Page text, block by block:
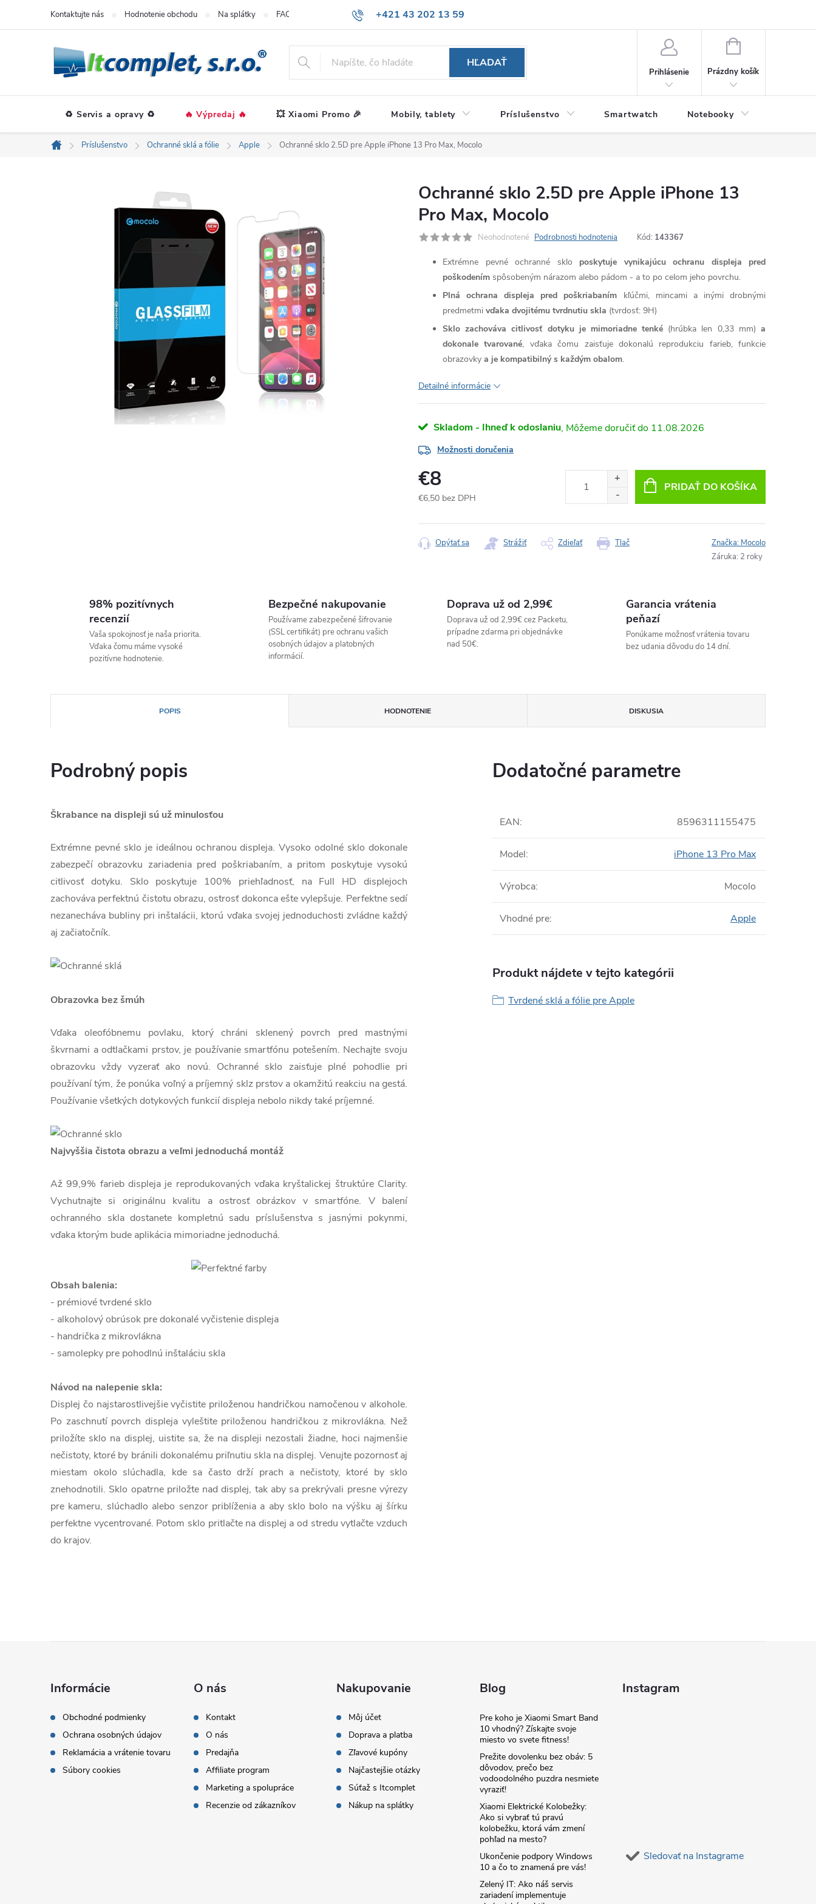
+421 43 202 13 59
Kontaktujte nás Hodnotenie obchodu Na splátky FAQ
HĽADAŤ
Prihlásenie
NÁKUPNÝ
Prázdny košík
♻️ Servis a opravy ♻️ 🔥 Výpredaj 🔥 💥 Xiaomi Promo 🎉 Mobily, tablety Príslušenstvo Smartwatch Notebooky
Domov
Príslušenstvo Ochranné sklá a fólie Apple Ochranné sklo 2.5D pre Apple iPhone 13 Pro Max, Mocolo
Ochranné sklo 2.5D pre Apple iPhone 13
Pro Max, Mocolo
Neohodnotené Podrobnosti hodnotenia Kód: 143367
Extrémne pevné ochranné sklo poskytuje vynikajúcu ochranu displeja pred
poškodením spôsobeným nárazom alebo pádom - a to po celom jeho povrchu.
Plná ochrana displeja pred poškriabaním kľúčmi, mincami a inými drobnými
predmetmi vďaka dvojitému tvrdnutiu skla (tvrdosť: 9H)
Sklo zachováva citlivosť dotyku je mimoriadne tenké (hrúbka len 0,33 mm) a
dokonale tvarované, vďaka čomu zaisťuje dokonalú reprodukciu farieb, funkcie
obrazovky a je kompatibilný s každým obalom.
Detailné informácie
Skladom - Ihneď k odoslaniu 11.08.2026
Možnosti doručenia
€8
€6,50 bez DPH
cena:
PRIDAŤ DO KOŠÍKA
Tlač
Opýtať sa Strážiť Zdieľať Značka: Mocolo
Záruka: 2 roky
98% pozitívnych
recenzií
Vaša spokojnosť je naša priorita.
Vďaka čomu máme vysoké
pozitívne hodnotenie.
Bezpečné nakupovanie
Používame zabezpečené šifrovanie
(SSL certifikát) pre ochranu vašich
osobných údajov a platobných
informácií.
Doprava už od 2,99€
Doprava už od 2,99€ cez Packetu,
prípadne zdarma pri objednávke
nad 50€.
Garancia vrátenia
peňazí
Ponúkame možnosť vrátenia tovaru
bez udania dôvodu do 14 dní.
POPIS HODNOTENIE DISKUSIA
Podrobný popis
Škrabance na displeji sú už minulosťou
Extrémne pevné sklo je ideálnou ochranou displeja. Vysoko odolné sklo dokonale
zabezpečí obrazovku zariadenia pred poškriabaním, a pritom poskytuje vysokú
citlivosť dotyku. Sklo poskytuje 100% priehľadnosť, na Full HD displejoch
zachováva perfektnú čistotu obrazu, ostrosť dokonca ešte vylepšuje. Perfektne sedí
nezanecháva bubliny pri inštalácii, ktorú vďaka svojej jednoduchosti zvládne každý
aj začiatočník.
Obrazovka bez šmúh
Vďaka oleofóbnemu povlaku, ktorý chráni sklenený povrch pred mastnými
škvrnami a odtlačkami prstov, je používanie smartfónu potešením. Nechajte svoju
obrazovku vždy vyzerať ako novú. Ochranné sklo zaisťuje plné pohodlie pri
používaní tým, že ponúka voľný a príjemný sklz prstov a okamžitú reakciu na gestá.
Používanie všetkých dotykových funkcií displeja nebolo nikdy také príjemné.
Najvyššia čistota obrazu a veľmi jednoduchá montáž
Až 99,9% farieb displeja je reprodukovaných vďaka kryštalickej štruktúre Clarity.
Vychutnajte si originálnu kvalitu a ostrosť obrázkov v smartfóne. V balení
ochranného skla dostanete kompletnú sadu príslušenstva s jasnými pokynmi,
vďaka ktorým bude aplikácia mimoriadne jednoduchá.
Obsah balenia:
- prémiové tvrdené sklo
- alkoholový obrúsok pre dokonalé vyčistenie displeja
- handrička z mikrovlákna
- samolepky pre pohodlnú inštaláciu skla
Návod na nalepenie skla:
Displej čo najstarostlivejšie vyčistite priloženou handričkou namočenou v alkohole.
Po zaschnutí povrch displeja vyleštite priloženou handričkou z mikrovlákna. Než
priložíte sklo na displej, uistite sa, že na displeji nezostali žiadne, hoci najmenšie
nečistoty, ktoré by bránili dokonalému priľnutiu skla na displej. Venujte pozornosť aj
miestam okolo slúchadla, kde sa často drží prach a nečistoty, ktoré by sklo
znehodnotili. Sklo opatrne priložte nad displej, tak aby sa prekrývali presne výrezy
pre kameru, slúchadlo alebo senzor priblíženia a aby sklo bolo na výšku aj šírku
perfektne vycentrované. Potom sklo pritlačte na displej a od stredu vytlačte vzduch
do krajov.
Dodatočné parametre
EAN: 8596311155475
Model: iPhone 13 Pro Max
Výrobca: Mocolo
Vhodné pre: Apple
Produkt nájdete v tejto kategórii
Tvrdené sklá a fólie pre Apple
Informácie
Obchodné podmienky
Ochrana osobných údajov
Reklamácia a vrátenie tovaru
Súbory cookies
O nás
Kontakt
O nás
Predajňa
Affiliate program
Marketing a spolupráce
Recenzie od zákazníkov
Nakupovanie
Môj účet
Doprava a platba
Zľavové kupóny
Najčastejšie otázky
Súťaž s Itcomplet
Nákup na splátky
Blog
Pre koho je Xiaomi Smart Band
10 vhodný? Získajte svoje
miesto vo svete fitness!
Prežite dovolenku bez obáv: 5
dôvodov, prečo bez
vodoodolného puzdra nesmiete
vyraziť!
Xiaomi Elektrické Kolobežky:
Ako si vybrať tú pravú
kolobežku, ktorá vám zmení
pohľad na mesto?
Ukončenie podpory Windows
10 a čo to znamená pre vás!
Zelený IT: Ako náš servis
zariadení implementuje
Instagram
Sledovať na Instagrame